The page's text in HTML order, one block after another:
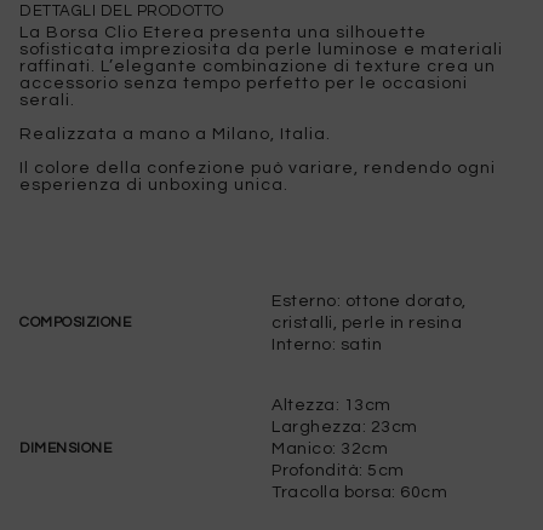
DETTAGLI DEL PRODOTTO
La Borsa Clio Eterea presenta una silhouette
sofisticata impreziosita da perle luminose e materiali
raffinati. L’elegante combinazione di texture crea un
accessorio senza tempo perfetto per le occasioni
serali.
Realizzata a mano a Milano, Italia.
Il colore della confezione può variare, rendendo ogni
esperienza di unboxing unica.
COMPOSIZIONE
Esterno: ottone dorato,
cristalli, perle in resina
Interno: satin
DIMENSIONE
Altezza: 13cm
Larghezza: 23cm
Manico: 32cm
Profondità: 5cm
Tracolla borsa: 60cm